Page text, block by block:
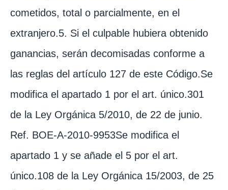
cometidos, total o parcialmente, en el
extranjero.5. Si el culpable hubiera obtenido
ganancias, serán decomisadas conforme a
las reglas del artículo 127 de este Código.Se
modifica el apartado 1 por el art. único.301
de la Ley Orgánica 5/2010, de 22 de junio.
Ref. BOE-A-2010-9953Se modifica el
apartado 1 y se añade el 5 por el art.
único.108 de la Ley Orgánica 15/2003, de 25